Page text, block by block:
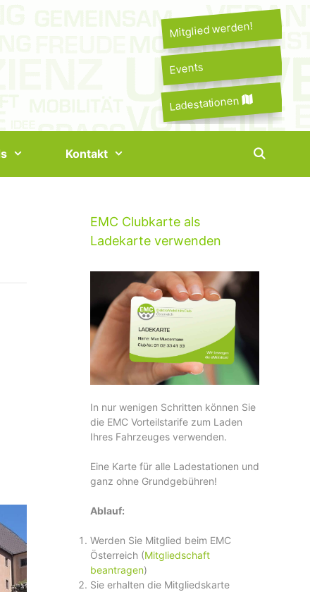
Mitglied werden!
Events
Ladestationen
Kontakt
EMC Clubkarte als
Ladekarte verwenden
In nur wenigen Schritten können Sie
die EMC Vorteilstarife zum Laden
Ihres Fahrzeuges verwenden.
Eine Karte für alle Ladestationen und
ganz ohne Grundgebühren!
Ablauf:
Werden Sie Mitglied beim EMC
Österreich (Mitgliedschaft
beantragen)
Sie erhalten die Mitgliedskarte